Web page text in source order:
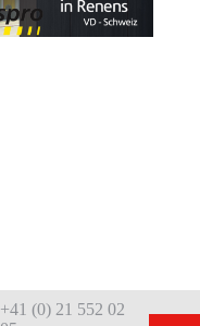
+41 (0) 21 552 02